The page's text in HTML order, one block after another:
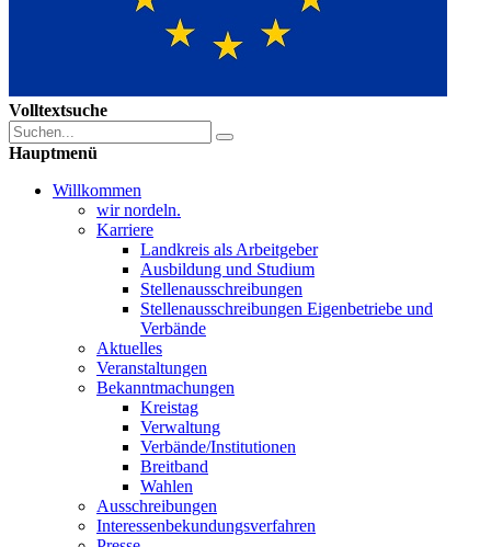
Volltextsuche
Hauptmenü
Willkommen
wir nordeln.
Karriere
Landkreis als Arbeitgeber
Ausbildung und Studium
Stellenausschreibungen
Stellenausschreibungen Eigenbetriebe und
Verbände
Aktuelles
Veranstaltungen
Bekanntmachungen
Kreistag
Verwaltung
Verbände/Institutionen
Breitband
Wahlen
Ausschreibungen
Interessen­bekundungsverfahren